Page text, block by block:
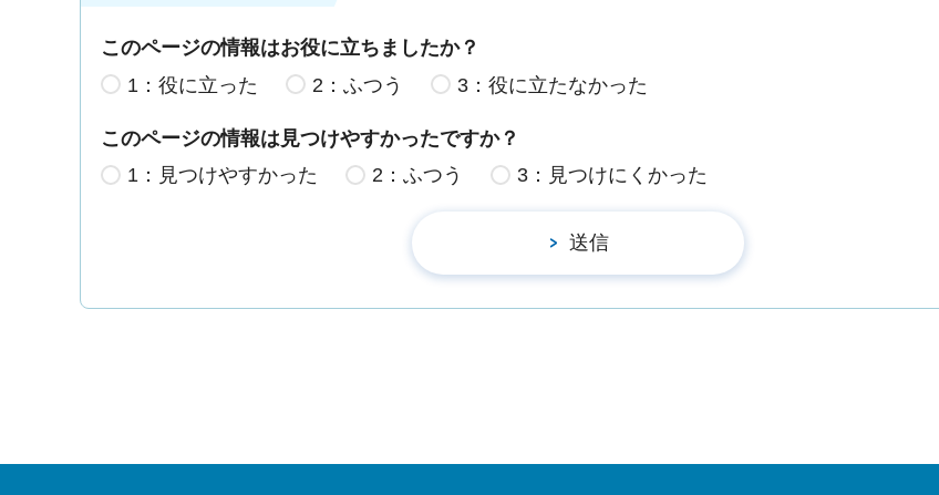
このページの情報はお役に立ちましたか？
1：役に立った
2：ふつう 3：役に立たなかった
このページの情報は見つけやすかったですか？
1：見つけやすかった
2：ふつう 3：見つけにくかった